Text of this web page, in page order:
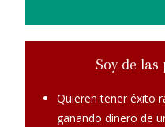
Soy de las
Quieren tener éxito
ganando dinero de